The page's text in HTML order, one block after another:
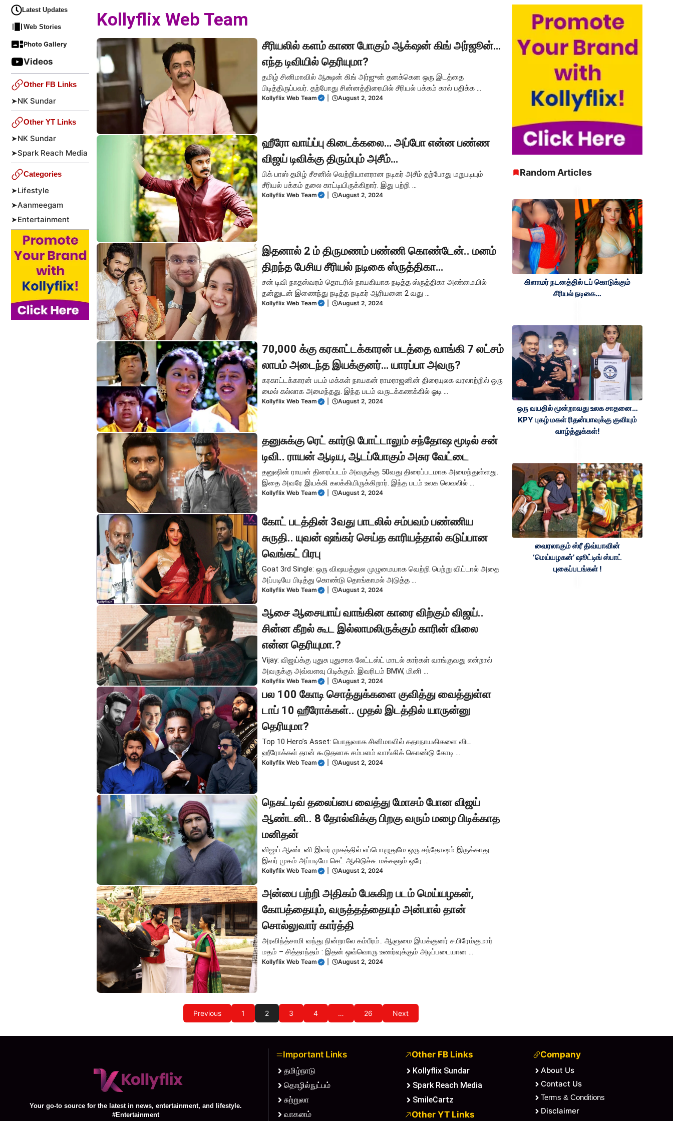
Kollyflix Web Team
சீரியலில் களம் காண போகும் ஆக்‌ஷன் கிங் அர்ஜூன்…
எந்த டிவியில் தெரியுமா?
தமிழ் சினிமாவில் ஆக்ஷன் கிங் அர்ஜுன் தனக்கென ஒரு இடத்தை
பிடித்திருப்பவர். தற்போது சின்னத்திரையில் சீரியல் பக்கம் கால் பதிக்க ...
Kollyflix Web Team August 2, 2024
ஹீரோ வாய்ப்பு கிடைக்கலை… அப்போ என்ன பண்ண
விஜய் டிவிக்கு திரும்பும் அசீம்…
பிக் பாஸ் தமிழ் சீசனில் வெற்றியாளரான நடிகர் அசீம் தற்போது மறுபடியும்
சீரியல் பக்கம் தலை காட்டியிருக்கிறார். இது பற்றி ...
Kollyflix Web Team August 2, 2024
இதனால் 2 ம் திருமணம் பண்ணி கொண்டேன்.. மனம்
திறந்த பேசிய சீரியல் நடிகை ஸ்ருத்திகா…
சன் டிவி நாதஸ்வரம் தொடரில் நாயகியாக நடித்த ஸ்ருத்திகா அண்மையில்
தன்னுடன் இணைந்து நடித்த நடிகர் ஆரியனை 2 வது ...
Kollyflix Web Team August 2, 2024
70,000 க்கு கரகாட்டக்காரன் படத்தை வாங்கி 7 லட்சம்
லாபம் அடைந்த இயக்குனர்… யாரப்பா அவரு?
கரகாட்டக்காரன் படம் மக்கள் நாயகன் ராமராஜனின் திரையுலக வரலாற்றில் ஒரு
மைல் கல்லாக அமைந்தது. இந்த படம் வருடக்கணக்கில் ஓடி ...
Kollyflix Web Team August 2, 2024
தனுசுக்கு ரெட் கார்டு போட்டாலும் சந்தோஷ மூடில் சன்
டிவி.. ராயன் ஆடிய, ஆடப்போகும் அசுர வேட்டை
தனுஷின் ராயன் திரைப்படம் அவருக்கு 50வது திரைப்படமாக அமைந்துள்ளது.
இதை அவரே இயக்கி கலக்கியிருக்கிறார். இந்த படம் உலக லெவலில் ...
Kollyflix Web Team August 2, 2024
கோட் படத்தின் 3வது பாடலில் சம்பவம் பண்ணிய
சுருதி.. யுவன் ஷங்கர் செய்த காரியத்தால் கடுப்பான
வெங்கட் பிரபு
Goat 3rd Single: ஒரு விஷயத்துல முழுமையாக வெற்றி பெற்று விட்டால் அதை
அப்படியே பிடித்து கொண்டு தொங்காமல் அடுத்த ...
Kollyflix Web Team August 2, 2024
ஆசை ஆசையாய் வாங்கின காரை விற்கும் விஜய்..
சின்ன கீறல் கூட இல்லாமலிருக்கும் காரின் விலை
என்ன தெரியுமா.?
Vijay: விஜய்க்கு புதுசு புதுசாக லேட்டஸ்ட் மாடல் கார்கள் வாங்குவது என்றால்
அவருக்கு அவ்வளவு பிடிக்கும். இவரிடம் BMW, மினி ...
Kollyflix Web Team August 2, 2024
பல 100 கோடி சொத்துக்களை குவித்து வைத்துள்ள
டாப் 10 ஹீரோக்கள்.. முதல் இடத்தில் யாருன்னு
தெரியுமா?
Top 10 Hero’s Asset: பொதுவாக சினிமாவில் கதாநாயகிகளை விட
ஹீரோக்கள் தான் கூடுதலாக சம்பளம் வாங்கிக் கொண்டு கோடி ...
Kollyflix Web Team August 2, 2024
நெகட்டிவ் தலைப்பை வைத்து மோசம் போன விஜய்
ஆண்டனி.. 8 தோல்விக்கு பிறகு வரும் மழை பிடிக்காத
மனிதன்
விஜய் ஆண்டனி இவர் முகத்தில் எப்பொழுதுமே ஒரு சந்தோஷம் இருக்காது.
இவர் முகம் அப்படியே செட் ஆகிடுச்சு. மக்களும் ஒரே ...
Kollyflix Web Team August 2, 2024
அன்பை பற்றி அதிகம் பேசுகிற படம் மெய்யழகன்,
கோபத்தையும், வருத்தத்தையும் அன்பால் தான்
சொல்லுவார் கார்த்தி
அரவிந்த்சாமி வந்து நின்றாலே கம்பீரம்.. ஆளுமை இயக்குனர் ச.பிரேம்குமார்
மதம் – சித்தாந்தம் : இதன் ஒவ்வொரு உணர்வுக்கும் அடிப்படையான ...
Kollyflix Web Team August 2, 2024
Previous 1 2 3 4 … 26 Next
Latest Updates
Web Stories
Photo Gallery
Videos
Other FB Links
➤NK Sundar
Other YT Links
➤NK Sundar
➤Spark Reach Media
Categories
➤Lifestyle
➤Aanmeegam
➤Entertainment
Random Articles
கிளாமர் நடனத்தில் டப் கொடுக்கும்
சீரியல் நடிகை…
ஒரு வயதில் மூன்றாவது உலக சாதனை…
KPY புகழ் மகள் ரிதன்யாவுக்கு குவியும்
வாழ்த்துக்கள்!
வைரலாகும் ஸ்ரீ திவ்யாவின்
‘மெய்யழகன்’ ஷூட்டிங் ஸ்பாட்
புகைப்படங்கள் !
Your go-to source for the latest in news, entertainment, and lifestyle.
#Entertainment
Important Links
தமிழ்நாடு
தொழில்நுட்பம்
சுற்றுலா
வாகனம்
Other FB Links
Kollyflix Sundar
Spark Reach Media
SmileCartz
Other YT Links
Company
About Us
Contact Us
Terms & Conditions
Disclaimer